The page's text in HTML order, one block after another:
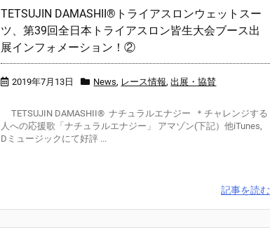
TETSUJIN DAMASHII®トライアスロンウェットスー
ツ、第39回全日本トライアスロン皆生大会ブース出
展インフォメーション！②
2019年7月13日 News, レース情報,出展・協賛
TETSUJIN DAMASHII® ナチュラルエナジー ＊チャレンジする
人への応援歌「ナチュラルエナジー」 アマゾン(下記）他iTunes,
Dミュージックにて好評 ...
記事を読む